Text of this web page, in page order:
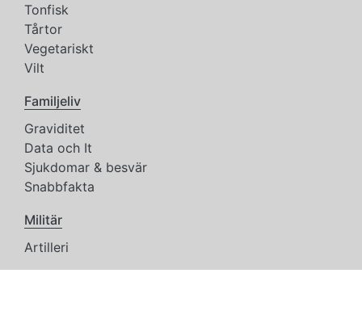
Tonfisk
Tårtor
Vegetariskt
Vilt
Familjeliv
Graviditet
Data och It
Sjukdomar & besvär
Snabbfakta
Militär
Artilleri